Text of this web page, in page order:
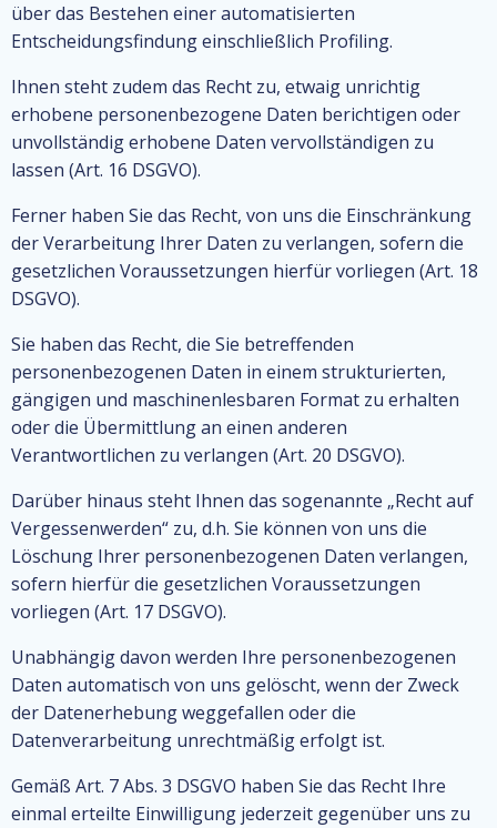
über das Bestehen einer automatisierten
Entscheidungsfindung einschließlich Profiling.
Ihnen steht zudem das Recht zu, etwaig unrichtig
erhobene personenbezogene Daten berichtigen oder
unvollständig erhobene Daten vervollständigen zu
lassen (Art. 16 DSGVO).
Ferner haben Sie das Recht, von uns die Einschränkung
der Verarbeitung Ihrer Daten zu verlangen, sofern die
gesetzlichen Voraussetzungen hierfür vorliegen (Art. 18
DSGVO).
Sie haben das Recht, die Sie betreffenden
personenbezogenen Daten in einem strukturierten,
gängigen und maschinenlesbaren Format zu erhalten
oder die Übermittlung an einen anderen
Verantwortlichen zu verlangen (Art. 20 DSGVO).
Darüber hinaus steht Ihnen das sogenannte „Recht auf
Vergessenwerden“ zu, d.h. Sie können von uns die
Löschung Ihrer personenbezogenen Daten verlangen,
sofern hierfür die gesetzlichen Voraussetzungen
vorliegen (Art. 17 DSGVO).
Unabhängig davon werden Ihre personenbezogenen
Daten automatisch von uns gelöscht, wenn der Zweck
der Datenerhebung weggefallen oder die
Datenverarbeitung unrechtmäßig erfolgt ist.
Gemäß Art. 7 Abs. 3 DSGVO haben Sie das Recht Ihre
einmal erteilte Einwilligung jederzeit gegenüber uns zu